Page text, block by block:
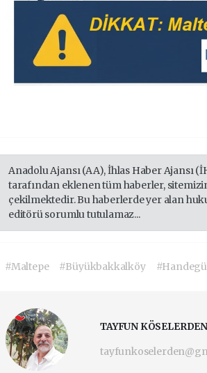
Anadolu Ajansı (AA), İhlas Haber Ajansı
tarafından eklenen tüm haberler,
çekilmektedir. Bu haberlerde yer alan
editörü sorumlu tutulamaz...
#Maltepe #Büyükbakkalköy
TAYFUN KÖSELERDEN